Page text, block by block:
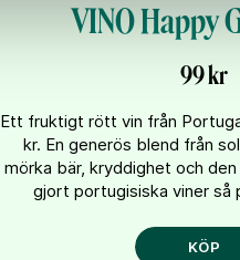
VINO Happy
99 kr
Ett fruktigt rött vin från
kr. En generös blend från
mörka bär, kryddighet och
gjort portugisiska viner så
KÖP